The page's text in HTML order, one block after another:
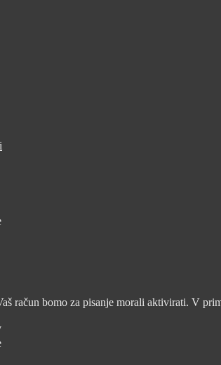
račun bomo za pisanje morali aktivirati. V